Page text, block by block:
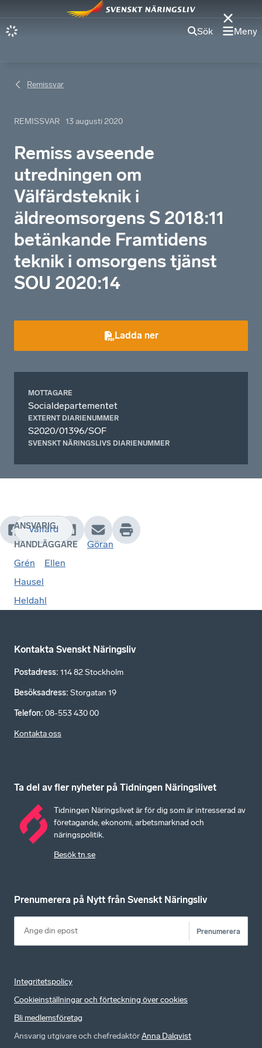
Sök Meny
Remissvar
REMISSVAR 13 augusti 2020
Remiss avseende
utredningen om
Välfärdsteknik i
äldreomsorgens S 2018:11
betänkande Framtidens
teknik i omsorgens tjänst
SOU 2020:14
Ladda ner
MOTTAGARE
Socialdepartementet
EXTERNT DIARIENUMMER
S2020/01396/SOF
SVENSKT NÄRINGSLIVS DIARIENUMMER
Välfärd
ANSVARIG
HANDLÄGGARE
Göran
Grén
Ellen
Hausel
Heldahl
Kontakta Svenskt Näringsliv
Postadress: 114 82 Stockholm
Besöksadress: Storgatan 19
Telefon: 08-553 430 00
Kontakta oss
Ta del av fler nyheter på Tidningen Näringslivet
Tidningen Näringslivet är för dig som är intresserad av
företagande, ekonomi, arbetsmarknad och
näringspolitik.
Besök tn.se
Prenumerera på Nytt från Svenskt Näringsliv
Prenumerera
Integritetspolicy
Cookieinställningar och förteckning över cookies
Bli medlemsföretag
Ansvarig utgivare och chefredaktörAnna Dalqvist